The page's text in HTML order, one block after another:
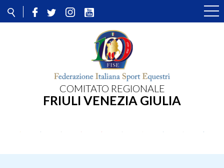
COMITATO REGIONALE
FRIULI VENEZIA GIULIA